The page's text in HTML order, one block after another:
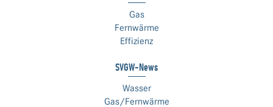
Gas
Fernwärme
Effizienz
SVGW-News
Wasser
Gas/Fernwärme